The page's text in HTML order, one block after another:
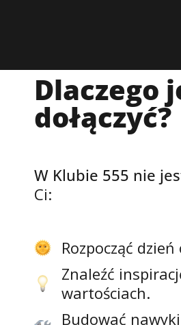
Dlaczego
dołączyć?
W Klubie 555 nie
Ci:
Rozpocząć
Znaleźć
wartościach.
Budować